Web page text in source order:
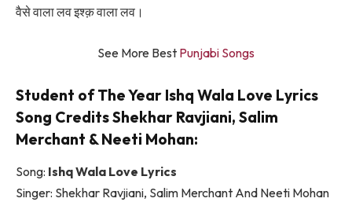
वैसे वाला लव इश्क़ वाला लव।
See More Best Punjabi Songs
Student of The Year Ishq Wala Love Lyrics
Song Credits Shekhar Ravjiani, Salim
Merchant & Neeti Mohan:
Song: Ishq Wala Love Lyrics
Singer: Shekhar Ravjiani, Salim Merchant And Neeti Mohan